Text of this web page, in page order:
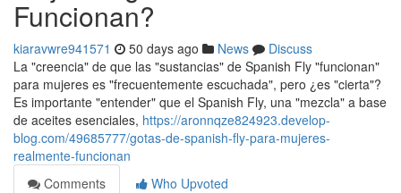
Funcionan?
kiaravwre941571 50 days ago News
Discuss
La "creencia" de que las "sustancias" de Spanish Fly "funcionan"
para mujeres es "frecuentemente escuchada", pero ¿es "cierta"?
Es importante "entender" que el Spanish Fly, una "mezcla" a base
de aceites esenciales, https://aronnqze824923.develop-
blog.com/49685777/gotas-de-spanish-fly-para-mujeres-
realmente-funcionan
Comments
Who Upvoted